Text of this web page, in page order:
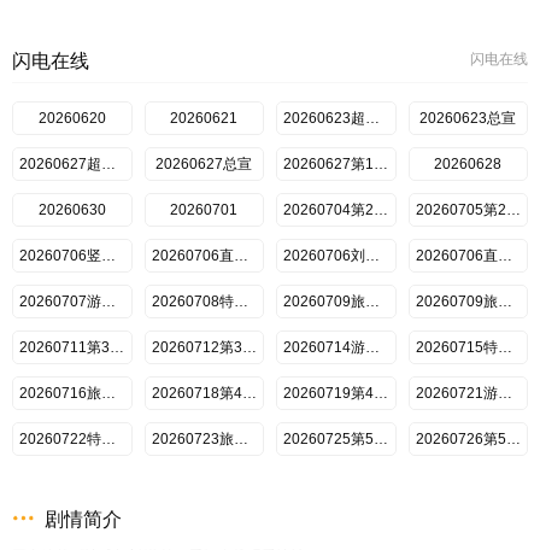
20260730旅行日记第5期（下） 20260802第6期下 20260804游戏加更第6期
20260805特别联动 20260806旅行日记第6期 20260807第7期超前彩蛋
闪电在线
闪电在线
20260620 20260621 20260623超前抢鲜看 20260623总宣
20260627超前抢鲜看 20260627总宣 20260627第1期上 20260628
20260630 20260701 20260704第2期上 20260705第2期下
20260706竖屏刘宇宁龚俊林 20260706直拍林一传歌开嗓 20260706刘宇宁自创魔性编舞法 20260706直拍王玉雯看刘宇宁
20260707游戏加更第2期 20260708特别加更第2期 20260709旅行日记第2期下 20260709旅行日记第2期上
20260711第3期上 20260712第3期下 20260714游戏加更第3期 20260715特别加更第3期
20260716旅行日记第3期 20260718第4期上 20260719第4期下 20260721游戏加更第4期
20260722特别加更第4期 20260723旅行日记第4期 20260725第5期上 20260726第5期下
20260801第6期上
剧情简介